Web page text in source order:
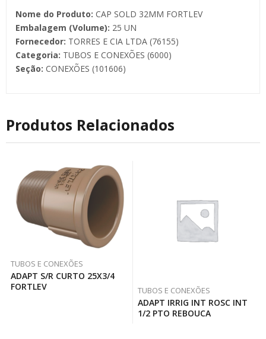
Nome do Produto: CAP SOLD 32MM FORTLEV
Embalagem (Volume): 25 UN
Fornecedor: TORRES E CIA LTDA (76155)
Categoria: TUBOS E CONEXÕES (6000)
Seção: CONEXÕES (101606)
Produtos Relacionados
TUBOS E CONEXÕES
ADAPT S/R CURTO 25X3/4
FORTLEV
TUBOS E CONEXÕES
ADAPT IRRIG INT ROSC INT
1/2 PTO REBOUCA